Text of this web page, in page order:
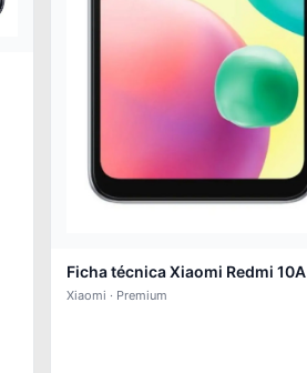
Ficha técnica Xiaomi Redmi 10A
Xiaomi · Premium